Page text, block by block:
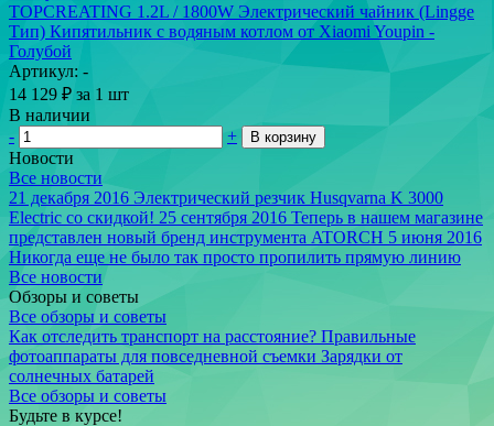
TOPCREATING 1.2L / 1800W Электрический чайник (Lingge
Тип) Кипятильник с водяным котлом от Xiaomi Youpin -
Голубой
Артикул: -
14 129 ₽ за 1 шт
В наличии
-
+ В корзину
Новости
Все новости
21 декабря 2016 Электрический резчик Husqvarna K 3000
Electric со скидкой! 25 сентября 2016 Теперь в нашем магазине
представлен новый бренд инструмента ATORCH 5 июня 2016
Никогда еще не было так просто пропилить прямую линию
Все новости
Обзоры и советы
Все обзоры и советы
Как отследить транспорт на расстояние? Правильные
фотоаппараты для повседневной съемки Зарядки от
солнечных батарей
Все обзоры и советы
Будьте в курсе!